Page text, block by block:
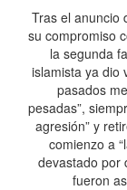
Tras el anuncio
su compromiso
la segunda
islamista ya dio
pasados
pesadas”,
agresión” y
comienzo a
devastado por
fueron